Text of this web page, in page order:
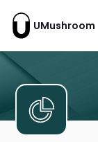
UMushroom